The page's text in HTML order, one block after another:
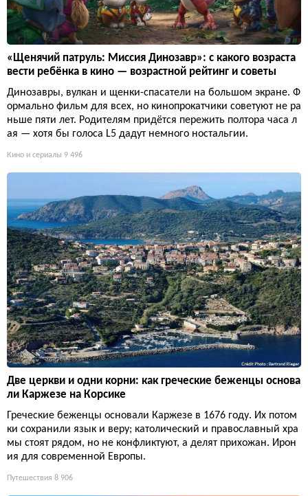
«Щенячий патруль: Миссия Динозавр»: с какого возраста
вести ребёнка в кино — возрастной рейтинг и советы
Динозавры, вулкан и щенки-спасатели на большом экране. Ф
ормально фильм для всех, но кинопрокатчики советуют не ра
ньше пяти лет. Родителям придётся пережить полтора часа л
ая — хотя бы голоса L5 дадут немного ностальгии.
Кино и сериалы 9 496
Две церкви и одни корни: как греческие беженцы основа
ли Каржезе на Корсике
Греческие беженцы основали Каржезе в 1676 году. Их потом
ки сохранили язык и веру; католический и православный хра
мы стоят рядом, но не конфликтуют, а делят прихожан. Ирон
ия для современной Европы.
Путешествия 8 906